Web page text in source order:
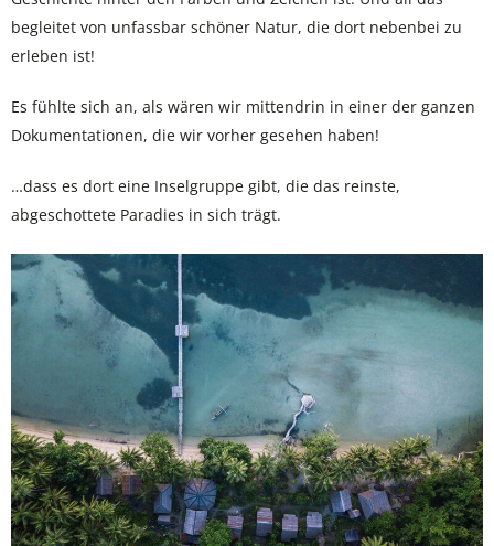
begleitet von unfassbar schöner Natur, die dort nebenbei zu
erleben ist!
Es fühlte sich an, als wären wir mittendrin in einer der ganzen
Dokumentationen, die wir vorher gesehen haben!
…dass es dort eine Inselgruppe gibt, die das reinste,
abgeschottete Paradies in sich trägt.